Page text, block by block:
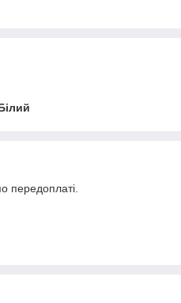
передоплаті.